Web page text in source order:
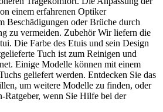
einem erfahrenen Optiker
Beschädigungen oder Brüche durch
zu vermeiden. Zubehör Wir liefern die
Die Farbe des Etuis und sein Design
Tuch ist zum Reinigen und
Einige Modelle können mit einem
geliefert werden. Entdecken Sie das
um weitere Modelle zu finden, oder
Ratgeber, wenn Sie Hilfe bei der